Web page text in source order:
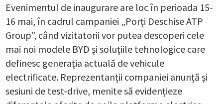
Evenimentul de inaugurare are loc în perioada 15-
16 mai, în cadrul campaniei „Porți Deschise ATP
Group”, când vizitatorii vor putea descoperi cele
mai noi modele BYD și soluțiile tehnologice care
definesc generația actuală de vehicule
electrificate. Reprezentanții companiei anunță și
sesiuni de test-drive, menite să evidențieze